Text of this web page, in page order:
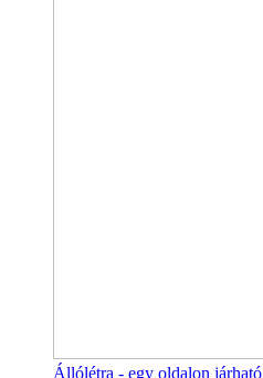
Állólétra - egy oldalon járható